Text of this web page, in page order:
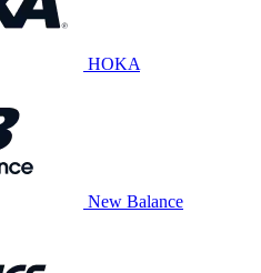
HOKA
New Balance